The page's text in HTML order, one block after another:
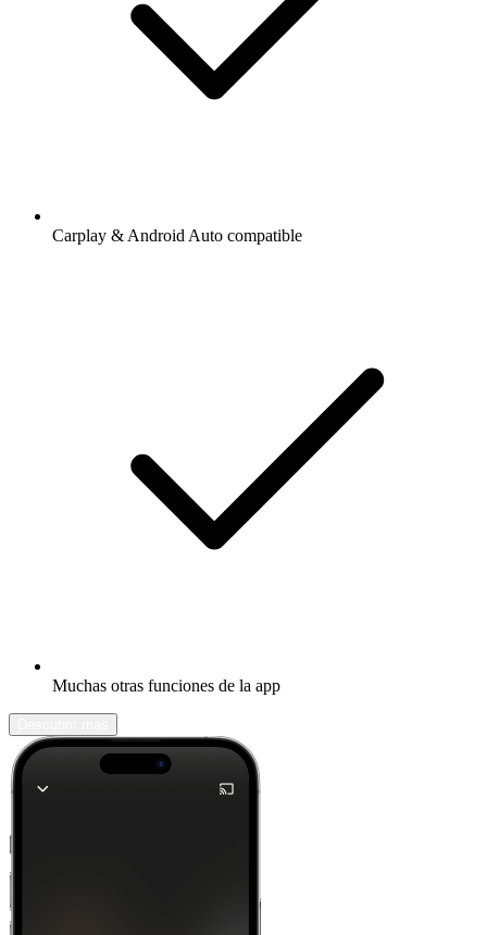
Carplay & Android Auto compatible
Muchas otras funciones de la app